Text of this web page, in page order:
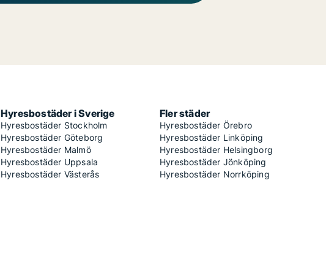
Hyresbostäder i Sverige
Hyresbostäder Stockholm
Hyresbostäder Göteborg
Hyresbostäder Malmö
Hyresbostäder Uppsala
Hyresbostäder Västerås
Fler städer
Hyresbostäder Örebro
Hyresbostäder Linköping
Hyresbostäder Helsingborg
Hyresbostäder Jönköping
Hyresbostäder Norrköping